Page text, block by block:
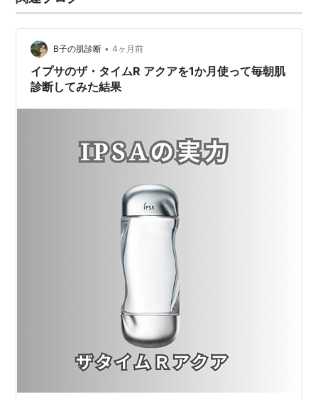
B子の肌診断 • 4ヶ月前
イプサのザ・タイムR アクアを1か月使って毎朝肌
診断してみた結果